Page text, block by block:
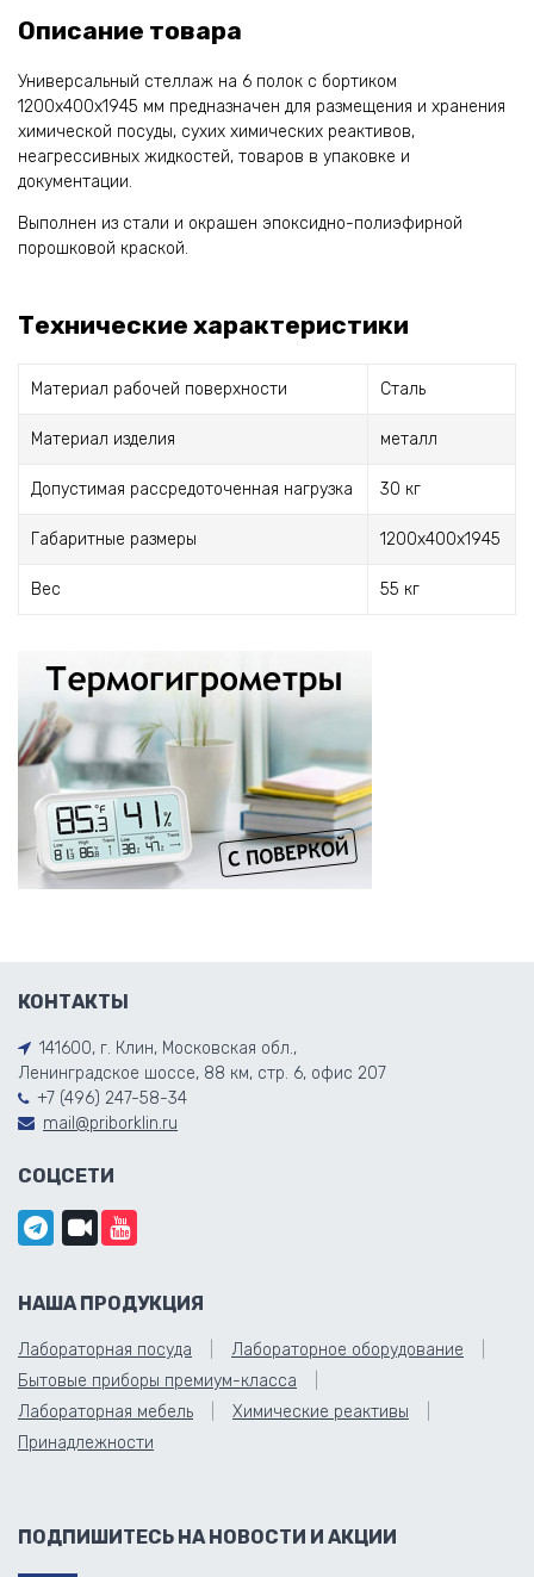
Описание товара
Универсальный стеллаж на 6 полок с бортиком
1200x400x1945 мм предназначен для размещения и хранения
химической посуды, сухих химических реактивов,
неагрессивных жидкостей, товаров в упаковке и
документации.
Выполнен из стали и окрашен эпоксидно-полиэфирной
порошковой краской.
Технические характеристики
Материал рабочей поверхности Сталь
Материал изделия металл
Допустимая рассредоточенная нагрузка 30 кг
Габаритные размеры 1200x400x1945
Вес 55 кг
КОНТАКТЫ
141600, г. Клин, Московская обл.,
Ленинградское шоссе, 88 км, стр. 6, офис 207
+7 (496) 247-58-34
mail@priborklin.ru
СОЦСЕТИ
НАША ПРОДУКЦИЯ
Лабораторная посуда
Лабораторное оборудование
Бытовые приборы премиум-класса
Лабораторная мебель
Химические реактивы
Принадлежности
ПОДПИШИТЕСЬ НА НОВОСТИ И АКЦИИ